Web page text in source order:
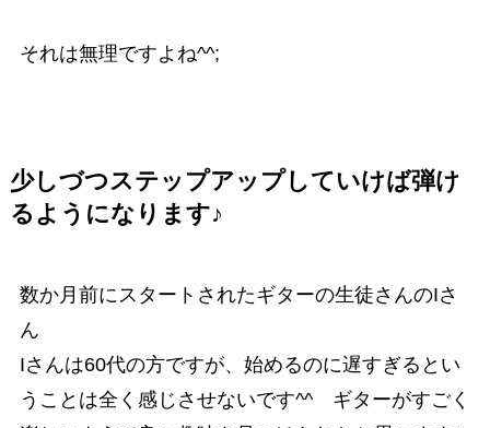
それは無理ですよね^^;
少しづつステップアップしていけば弾け
るようになります♪
数か月前にスタートされたギターの生徒さんのIさ
ん
Iさんは60代の方ですが、始めるのに遅すぎるとい
うことは全く感じさせないです^^ ギターがすごく